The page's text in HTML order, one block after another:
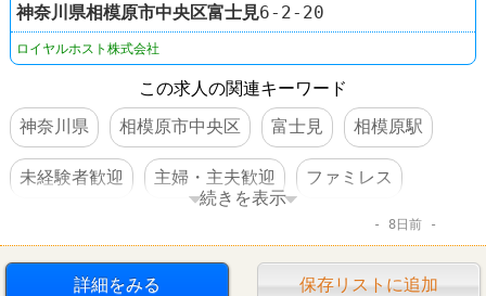
神奈川県相模原市中央区富士見6-2-20
ロイヤルホスト株式会社
この求人の関連キーワード
神奈川県
相模原市中央区 富士見 相模原駅
未経験者歓迎 主婦・主夫歓迎 ファミレス
続きを表示
8日前
詳細をみる 保存リストに追加